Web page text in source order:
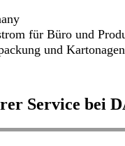
für Büro und
und Kartonagen
Service bei